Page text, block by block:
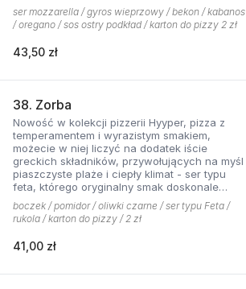
ser mozzarella / gyros wieprzowy / bekon / kabanos
/ oregano / sos ostry podkład / karton do pizzy 2 zł
43,50 zł
38. Zorba
Nowość w kolekcji pizzerii Hyyper, pizza z
temperamentem i wyrazistym smakiem,
możecie w niej liczyć na dodatek iście
greckich składników, przywołujących na myśl
piaszczyste plaże i ciepły klimat - ser typu
feta, którego oryginalny smak doskonale
współgra z przypieczoną czerwoną cebulką,
a także oliwki czarne, które nadają pizzy
wyjątkowo greckiego charakteru, wszystko to
grillowanego boczku. Jest to pizza dla
boją się poznawać nowych połączeń.
boczek / pomidor / oliwki czarne / ser typu Feta /
rukola / karton do pizzy / 2 zł
41,00 zł